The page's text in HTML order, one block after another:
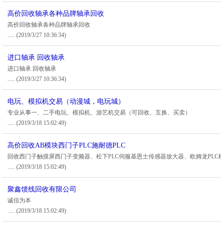
高价回收轴承各种品牌轴承回收
高价回收轴承各种品牌轴承回收
..... (2019/3/27 10:36:34)
进口轴承 回收轴承
进口轴承 回收轴承
..... (2019/3/27 10:36:34)
电玩、模拟机交易（动漫城，电玩城）
专业从事一、二手电玩、模拟机、游艺机交易（可回收、互换、买卖）
..... (2019/3/18 15:02:49)
高价回收AB模块西门子PLC施耐德PLC
回收西门子触摸屏西门子变频器、松下PLC伺服基恩士传感器放大器、欧姆龙PLC
..... (2019/3/18 15:02:49)
聚鑫馈线回收有限公司
诚信为本
..... (2019/3/18 15:02:49)